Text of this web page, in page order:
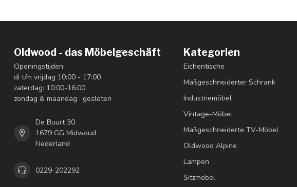
Oldwood - das Möbelgeschäft
Openingstijden:
di t/m vrijdag 10:00 - 17:00
zaterdag: 10:00-16:00
zondag & maandag : gesloten
De Buurt 30
1679 GG Midwoud
Nederland
0229-202292
Kategorien
Eichentische
Maßgeschneiderter Schrank
Industriemöbel
Vintage-Möbel
Maßgeschneiderte TV-Möbel
Oldwood Alpine
Lampen
Sitzmöbel